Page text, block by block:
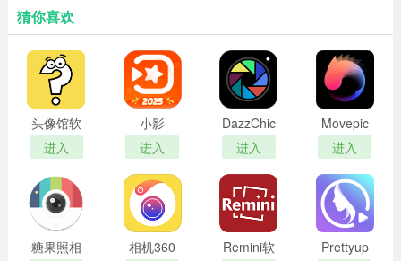
猜你喜欢
头像馆软
件最新版
进入
小影
进入
DazzChic
相机
进入
Movepic
进入
糖果照相
相机360
Remini软
Prettyup